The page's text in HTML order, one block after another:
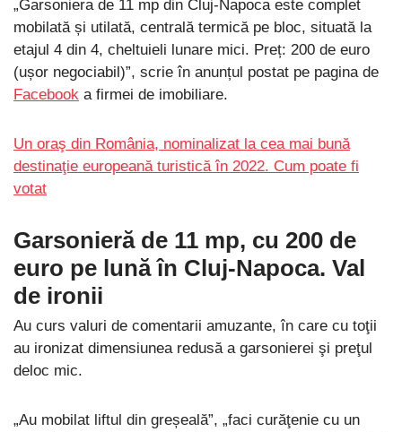
„Garsoniera de 11 mp din Cluj-Napoca este complet
mobilată și utilată, centrală termică pe bloc, situată la
etajul 4 din 4, cheltuieli lunare mici. Preț: 200 de euro
(ușor negociabil)”, scrie în anunțul postat pe pagina de
Facebook a firmei de imobiliare.
Un oraş din România, nominalizat la cea mai bună
destinaţie europeană turistică în 2022. Cum poate fi
votat
Garsonieră de 11 mp, cu 200 de
euro pe lună în Cluj-Napoca. Val
de ironii
Au curs valuri de comentarii amuzante, în care cu toţii
au ironizat dimensiunea redusă a garsonierei şi preţul
deloc mic.
„Au mobilat liftul din greșeală”, „faci curăţenie cu un